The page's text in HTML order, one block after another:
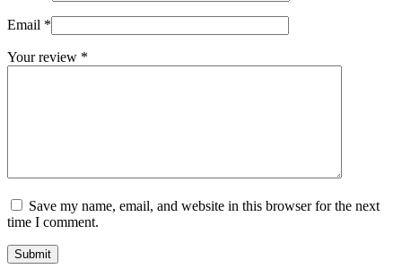
Email *
Your review *
Save my name, email, and website in this browser for the next
time I comment.
Submit